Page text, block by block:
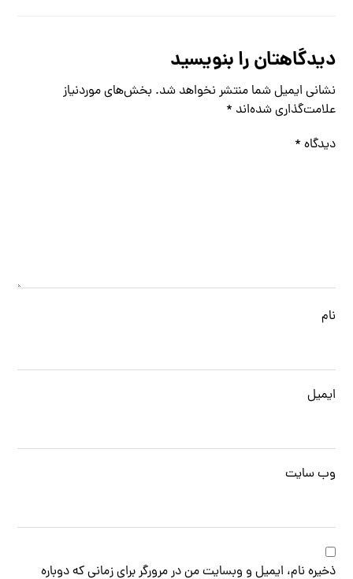
دیدگاهتان را بنویسید
نشانی ایمیل شما منتشر نخواهد شد. بخش‌های موردنیاز
علامت‌گذاری شده‌اند *
دیدگاه *
نام
ایمیل
وب‌ سایت
ذخیره نام، ایمیل و وبسایت من در مرورگر برای زمانی که دوباره